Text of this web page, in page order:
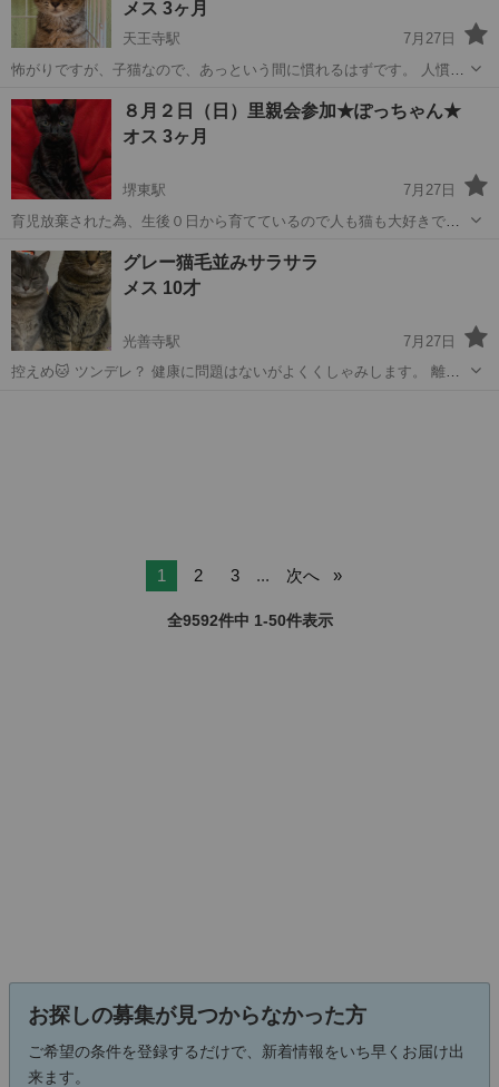
メス 3ヶ月
天王寺駅
7月27日
怖がりですが、子猫なので、あっという間に慣れるはずです。 人慣れ
ルス検査 陰性 ワクチン接種済み 駆虫薬投与済み 避妊手術済み 上記、
2匹ともです。 ...
大阪 大阪市 天王寺駅 猫
８月２日（日）里親会参加★ぽっちゃん★
オス 3ヶ月
堺東駅
7月27日
育児放棄された為、生後０日から育てているので人も猫も大好きで
け出済み。 エイズ・白血病陰性。ノミダニ駆虫済み。検便クリア。 高
齢者のみの世帯、単身男性、同...
大阪 堺市 堺東駅 猫
グレー猫毛並みサラサラ
メス 10才
光善寺駅
7月27日
控えめ🐱 ツンデレ？ 健康に問題はないがよくくしゃみします。 離婚
1 2 3 ... 次へ
全9592件中 1-50件表示
お探しの募集が見つからなかった方
ご希望の条件を登録するだけで、新着情報をいち早くお届け出
来ます。